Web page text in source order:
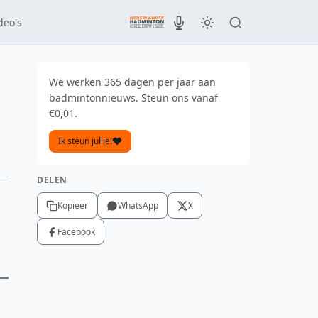
We werken 365 dagen per jaar aan
badmintonnieuws. Steun ons vanaf
€0,01.
Ik steun jullie!
DELEN
Kopieer WhatsApp X
Facebook